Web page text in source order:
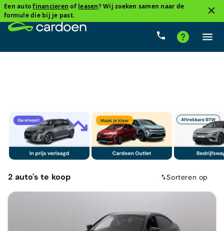
Een autofinancieren of leasen? Wij zoeken samen naar de
formule die bij je past.
Elektrisch
2 auto'ste koop Sorteren op